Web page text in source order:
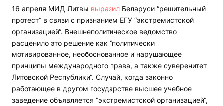
16 апреля МИД Литвы выразил Беларуси “решительный
протест“ в связи с признанием ЕГУ “экстремистской
организацией“. Внешнеполитическое ведомство
расценило это решение как “политически
мотивированное, необоснованное и нарушающее
принципы международного права, а также суверенитет
Литовской Республики“. Случай, когда законно
работающее в другом государстве высшее учебное
заведение объявляется “экстремистской организацией“,